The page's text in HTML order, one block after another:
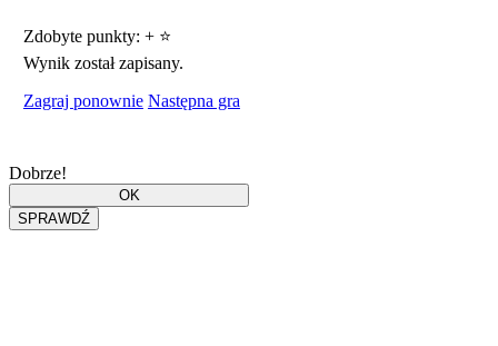
Zdobyte punkty: +⭐
Wynik został zapisany.
Zagraj ponownie Następna gra
Dobrze!